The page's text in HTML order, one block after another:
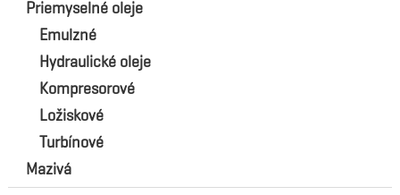
Priemyselné oleje
Emulzné
Hydraulické oleje
Kompresorové
Ložiskové
Turbínové
Mazivá